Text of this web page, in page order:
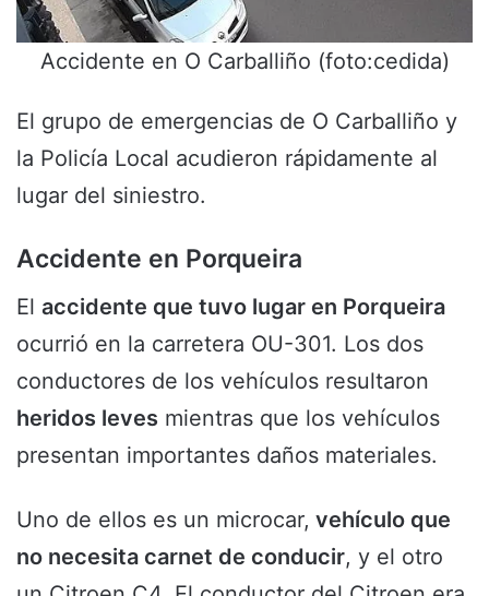
Accidente en O Carballiño (foto:cedida)
El grupo de emergencias de O Carballiño y
la Policía Local acudieron rápidamente al
lugar del siniestro.
Accidente en Porqueira
El accidente que tuvo lugar en Porqueira
ocurrió en la carretera OU-301. Los dos
conductores de los vehículos resultaron
heridos leves mientras que los vehículos
presentan importantes daños materiales.
Uno de ellos es un microcar, vehículo que
no necesita carnet de conducir, y el otro